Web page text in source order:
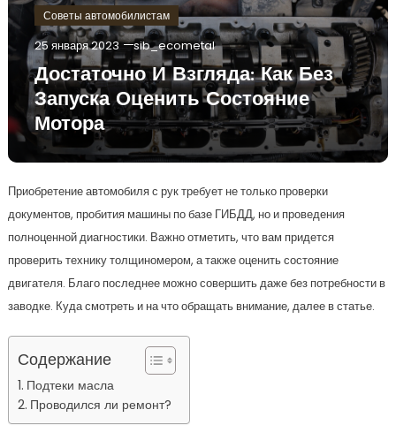
Советы автомобилистам
25 января 2023 sib_ecometal
Достаточно И Взгляда: Как Без
Запуска Оценить Состояние
Мотора
Приобретение автомобиля с рук требует не только проверки
документов, пробития машины по базе ГИБДД, но и проведения
полноценной диагностики. Важно отметить, что вам придется
проверить технику толщиномером, а также оценить состояние
двигателя. Благо последнее можно совершить даже без потребности в
заводке. Куда смотреть и на что обращать внимание, далее в статье.
Содержание
Подтеки масла
Проводился ли ремонт?